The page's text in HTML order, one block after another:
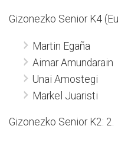
Gizonezko Senior K4
Martin Egaña
Aimar Amundarain
Unai Amostegi
Markel Juaristi
Gizonezko Senior K2: 2.